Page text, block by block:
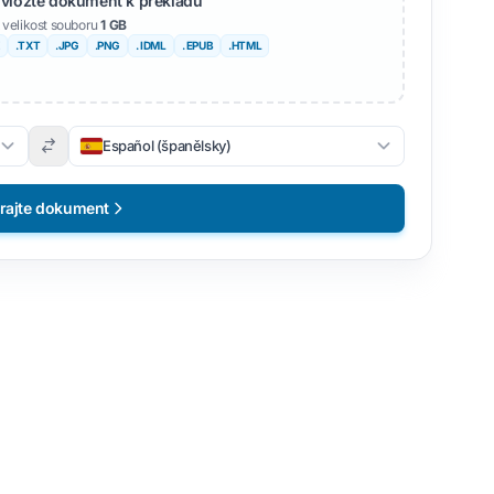
velikost souboru1 GB
.TXT .JPG .PNG . IDML . EPUB .HTML
Español (španělsky)
dokument